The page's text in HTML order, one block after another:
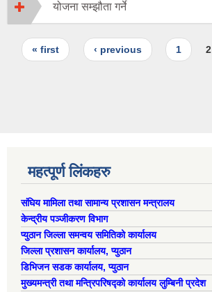
योजना सम्झौता गर्ने
Pages
« first ‹ previous 1 2
महत्पूर्ण लिंकहरु
संघिय मामिला तथा सामान्य प्रशासन मन्त्रालय
केन्द्रीय पञ्जीकरण विभाग
प्युठान जिल्ला समन्वय समितिको कार्यालय
जिल्ला प्रशासन कार्यालय, प्युठान
डिभिजन सडक कार्यालय, प्युठान
मुख्यमन्त्री तथा मन्त्रिपरिषद्को कार्यालय लुम्बिनी प्रदेश